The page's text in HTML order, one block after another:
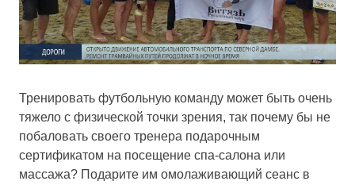
Тренировать футбольную команду может быть очень
тяжело с физической точки зрения, так почему бы не
побаловать своего тренера подарочным
сертификатом на посещение спа-салона или
массажа? Подарите им омолаживающий сеанс в